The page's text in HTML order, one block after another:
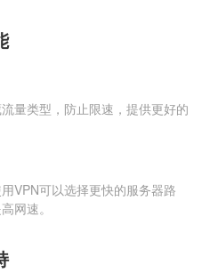
量类型，防止限速，提供更好的
VPN可以选择更快的服务器路
网速。